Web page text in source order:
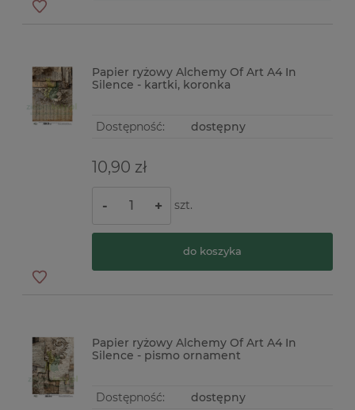
Papier ryżowy Alchemy Of Art A4 In
Silence - kartki, koronka
Dostępność: dostępny
10,90 zł
- + szt.
do koszyka
Papier ryżowy Alchemy Of Art A4 In
Silence - pismo ornament
Dostępność: dostępny